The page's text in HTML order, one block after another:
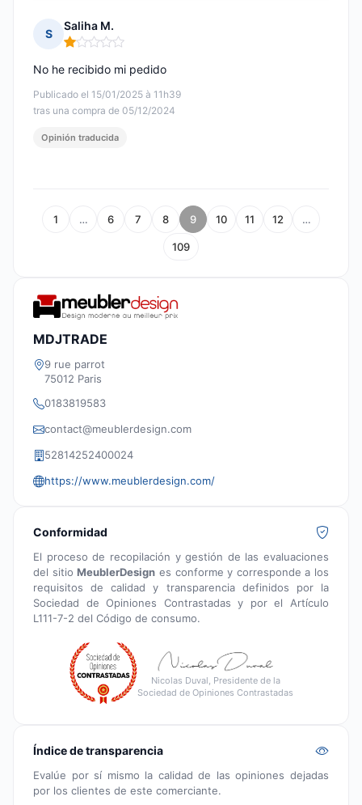
S
Saliha M.
Nota: 1 de 5
Publicado el 15/01/2025 à 11h39
tras una compra de 05/12/2024
No he recibido mi pedido
Opinión traducida
1 … 6 7 8 9 10 11 12 …
109
MDJTRADE
9 rue parrot
75012 Paris
0183819583
contact@meublerdesign.com
52814252400024
https://www.meublerdesign.com/
Conformidad
El proceso de recopilación y gestión de las evaluaciones
del sitioMeublerDesign es conforme y corresponde a los
requisitos de calidad y transparencia definidos por la
Sociedad de Opiniones Contrastadas y por el Artículo
L111-7-2 del Código de consumo.
Nicolas Duval, Presidente de la
Sociedad de Opiniones Contrastadas
Índice de transparencia
Evalúe por sí mismo la calidad de las opiniones dejadas
por los clientes de este comerciante.